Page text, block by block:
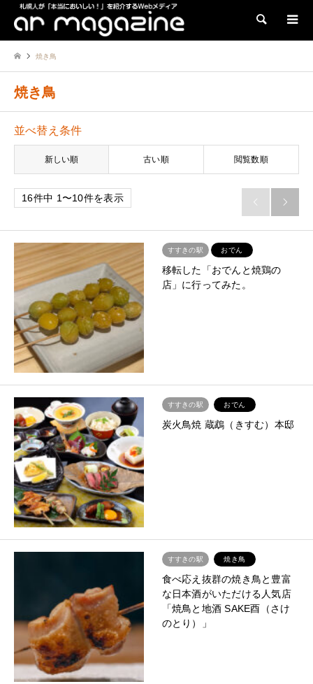
検索
焼き鳥
焼き鳥
並べ替え条件
新しい順 古い順 閲覧数順
16件中 1〜10件を表示  
すすきの駅 おでん
移転した「おでんと焼鶏の
店」に行ってみた。
すすきの駅 おでん
炭火鳥焼 蔵鵡（きすむ）本邸
すすきの駅 焼き鳥
食べ応え抜群の焼き鳥と豊富
な日本酒がいただける人気店
「焼鳥と地酒 SAKE酉（さけ
のとり）」